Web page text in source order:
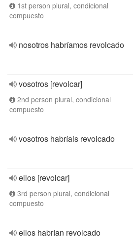
1st person plural, condicional
compuesto
nosotros habríamos revolcado
vosotros [revolcar]
2nd person plural, condicional
compuesto
vosotros habríais revolcado
ellos [revolcar]
3rd person plural, condicional
compuesto
ellos habrían revolcado